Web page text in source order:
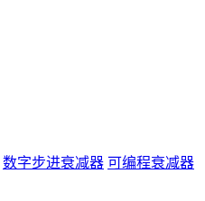
数字步进衰减器 可编程衰减器